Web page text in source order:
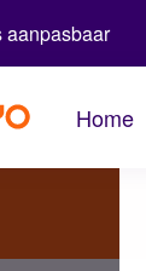
aanpasbaar
Home